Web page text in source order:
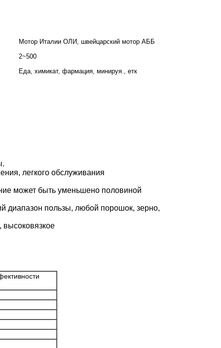
Мотор Италии ОЛИ, швейцарский мотор АББ
2~500
Еда, химикат, фармация, минируя., етк
легкого обслуживания
может быть уменьшено половиной
диапазон пользы, любой порошок, зерно,
высоковязкое